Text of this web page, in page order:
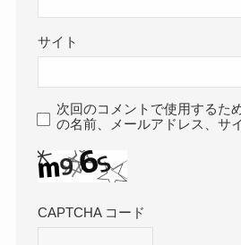
サイト
次回のコメントで使用するた
の名前、メールアドレス、サ
CAPTCHA コード